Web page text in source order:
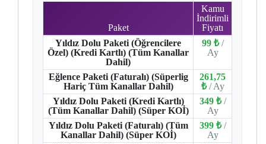
Paket
Kamu
İndirimli
Fiyatı
Yıldız Dolu Paketi (Öğrencilere
Özel) (Kredi Kartlı) (Tüm Kanallar
Dahil)
99 ₺ /
Ay
Eğlence Paketi (Faturalı) (Süperlig
Hariç Tüm Kanallar Dahil)
261,75
₺ / Ay
Yıldız Dolu Paketi (Kredi Kartlı)
(Tüm Kanallar Dahil) (Süper KOİ)
349 ₺ /
Ay
Yıldız Dolu Paketi (Faturalı) (Tüm
Kanallar Dahil) (Süper KOİ)
399 ₺ /
Ay